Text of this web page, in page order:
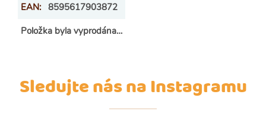
EAN: 8595617903872
Položka byla vyprodána…
Sledujte nás na Instagramu